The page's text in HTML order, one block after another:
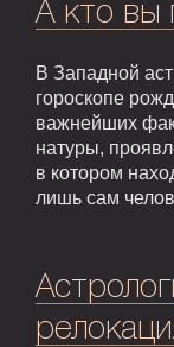
А кто вы
В Западной
гороскопе
важнейших
натуры,
в котором
лишь сам